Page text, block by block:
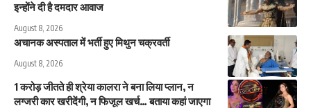
इन्होंने दी है दमदार आवाज
August 8, 2026
अचानक अस्पताल में भर्ती हुए मिथुन चक्रवर्ती
August 8, 2026
1 करोड़ जीतते ही श्रेया कालरा ने बना लिया प्लान, न
लग्जरी कार खरीदेंगी, न फिजूल खर्च… बताया कहां जाएगा